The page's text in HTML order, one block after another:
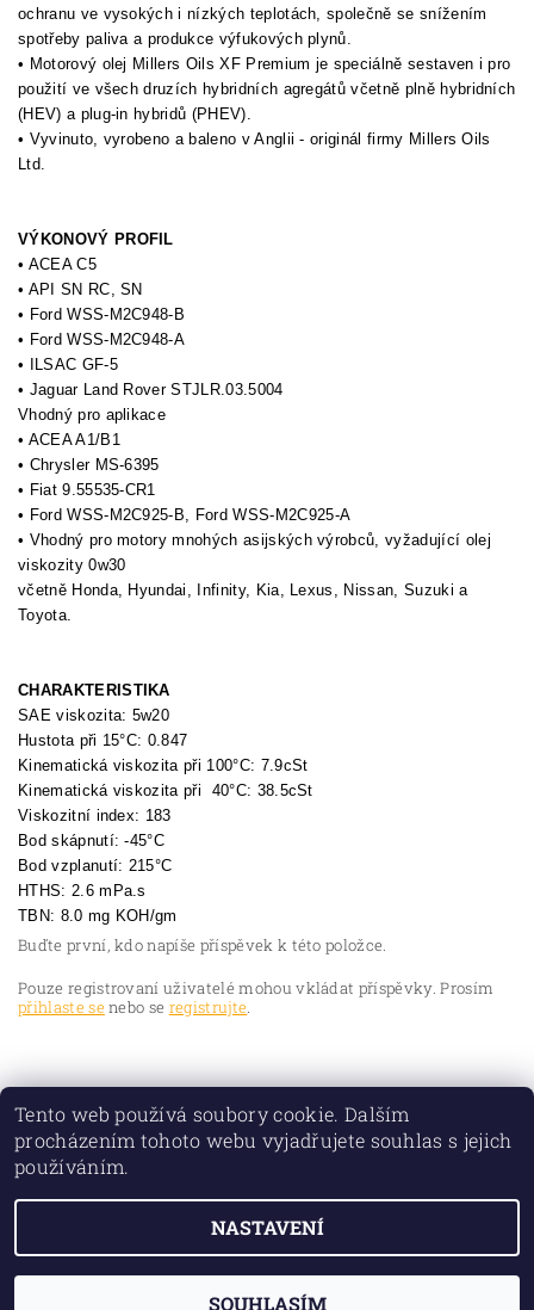
ochranu ve vysokých i nízkých teplotách, společně se snížením
spotřeby paliva a produkce výfukových plynů.
• Motorový olej Millers Oils XF Premium je speciálně sestaven i pro
použití ve všech druzích hybridních agregátů včetně plně hybridních
(HEV) a plug-in hybridů (PHEV).
• Vyvinuto, vyrobeno a baleno v Anglii - originál firmy Millers Oils
Ltd.
VÝKONOVÝ PROFIL
• ACEA C5
• API SN RC, SN
• Ford WSS-M2C948-B
• Ford WSS-M2C948-A
• ILSAC GF-5
• Jaguar Land Rover STJLR.03.5004
Vhodný pro aplikace
• ACEA A1/B1
• Chrysler MS-6395
• Fiat 9.55535-CR1
• Ford WSS-M2C925-B, Ford WSS-M2C925-A
• Vhodný pro motory mnohých asijských výrobců, vyžadující olej
viskozity 0w30
včetně Honda, Hyundai, Infinity, Kia, Lexus, Nissan, Suzuki a
Toyota.
CHARAKTERISTIKA
SAE viskozita: 5w20
Hustota při 15°C: 0.847
Kinematická viskozita při 100°C: 7.9cSt
Kinematická viskozita při 40°C: 38.5cSt
Viskozitní index: 183
Bod skápnutí: -45°C
Bod vzplanutí: 215°C
HTHS: 2.6 mPa.s
TBN: 8.0 mg KOH/gm
Buďte první, kdo napíše příspěvek k této položce.
Pouze registrovaní uživatelé mohou vkládat příspěvky. Prosím
přihlaste senebo se registrujte.
2026 © TORIO PLUS spol. s r.o., všechna práva vyhrazena
Vytvořil Shoptet
Tento web používá soubory cookie. Dalším
procházením tohoto webu vyjadřujete souhlas s jejich
používáním.
NASTAVENÍ
SOUHLASÍM